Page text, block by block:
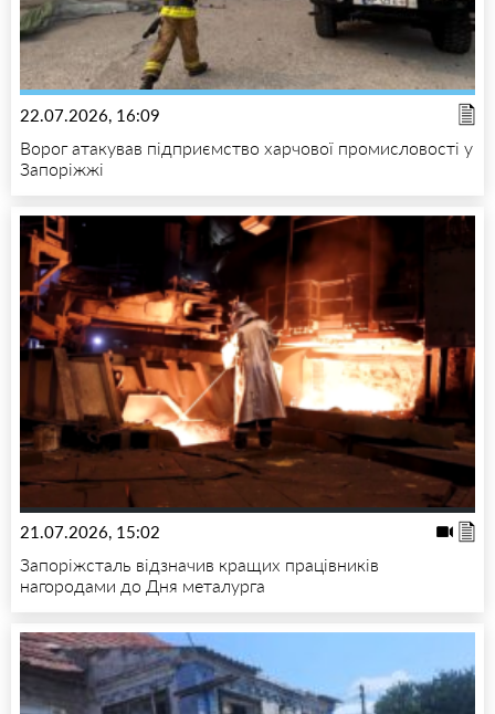
22.07.2026, 16:09
Ворог атакував підприємство харчової промисловості у
Запоріжжі
21.07.2026, 15:02
Запоріжсталь відзначив кращих працівників
нагородами до Дня металурга